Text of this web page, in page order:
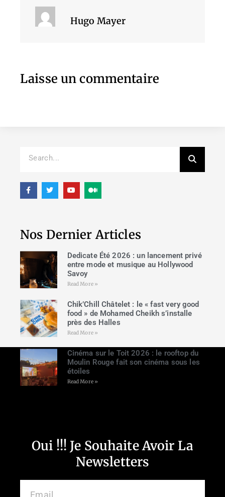
Hugo Mayer
Laisse un commentaire
Nos Dernier Articles
Dedicate Été 2026 : un lancement privé
entre mode et musique au Hollywood
Savoy
Read More »
Chik’Chill Châtelet : le « fast very good
food » de Mohamed Cheikh s’installe
près des Halles
Read More »
Cinéma sur le Toit 2026 : le rooftop du
Moulin Rouge fait son cinéma sous les
étoiles
Read More »
Oui !!! Je Souhaite Avoir La
Newsletters